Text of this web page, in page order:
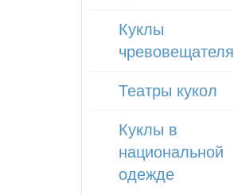
Куклы
чревовещателя
Театры кукол
Куклы в
национальной
одежде